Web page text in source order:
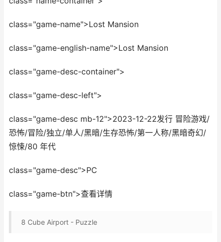
class="game-name">Lost Mansion
class="game-english-name">Lost Mansion
class="game-desc-container">
class="game-desc-left">
class="game-desc mb-12">2023-12-22发行 冒险游戏/
恐怖/冒险/独立/单人/黑暗/生存恐怖/第一人称/黑暗奇幻/
惊悚/80 年代
class="game-desc">PC
class="game-btn">查看详情
8 Cube Airport - Puzzle